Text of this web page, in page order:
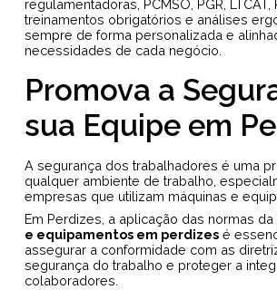
regulamentadoras, PCMSO, PGR, LTCAT,
treinamentos obrigatórios e análises
sempre de forma personalizada e
necessidades de cada negócio.
Promova a
sua Equipe em
A segurança dos trabalhadores é uma
qualquer ambiente de trabalho,
empresas que utilizam máquinas e
Em Perdizes, a aplicação das normas da
e equipamentos em perdizes é
assegurar a conformidade com as
segurança do trabalho e proteger a
colaboradores.